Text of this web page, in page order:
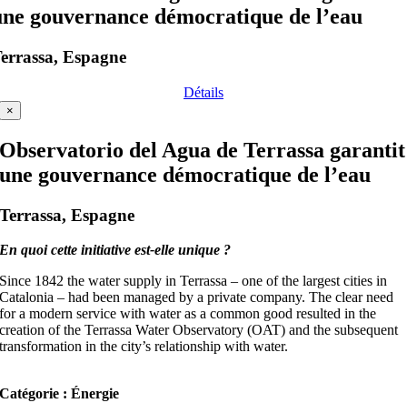
gouvernance démocratique de l’eau
Espagne
Détails
×
Observatorio del Agua de Terrassa garantit
une gouvernance démocratique de l’eau
Terrassa, Espagne
En quoi cette initiative est-elle unique ?
Since 1842 the water supply in Terrassa – one of the largest cities in
Catalonia – had been managed by a private company. The clear need
for a modern service with water as a common good resulted in the
creation of the Terrassa Water Observatory (OAT) and the subsequent
transformation in the city’s relationship with water.
Catégorie : Énergie